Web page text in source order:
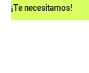
¡Te necesitamos!